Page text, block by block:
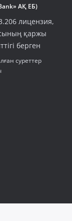
АҚ ЕБ)
лицензия,
қаржы
берген
суреттер